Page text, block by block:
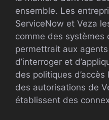
ensemble. Les
ServiceNow et Veza
comme des systèmes
permettrait aux
d’interroger et
des politiques d’accès
des autorisations de
établissent des